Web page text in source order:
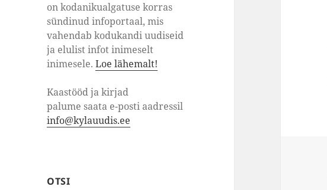
on kodanikualgatuse korras
sündinud infoportaal, mis
vahendab kodukandi uudiseid
ja elulist infot inimeselt
inimesele.Loe lähemalt!
Kaastööd ja kirjad
palume saata e-posti aadressil
info@kylauudis.ee
OTSI